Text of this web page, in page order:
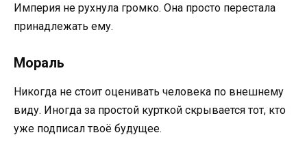
Империя не рухнула громко. Она просто перестала
принадлежать ему.
Мораль
Никогда не стоит оценивать человека по внешнему
виду. Иногда за простой курткой скрывается тот, кто
уже подписал твоё будущее.